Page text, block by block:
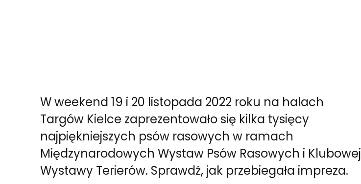
W weekend 19 i 20 listopada 2022 roku na halach
Targów Kielce zaprezentowało się kilka tysięcy
najpiękniejszych psów rasowych w ramach
Międzynarodowych Wystaw Psów Rasowych i Klubowej
Wystawy Terierów. Sprawdź, jak przebiegała impreza.